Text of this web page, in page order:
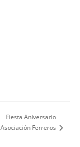
Fiesta Aniversario
Asociación Ferreros